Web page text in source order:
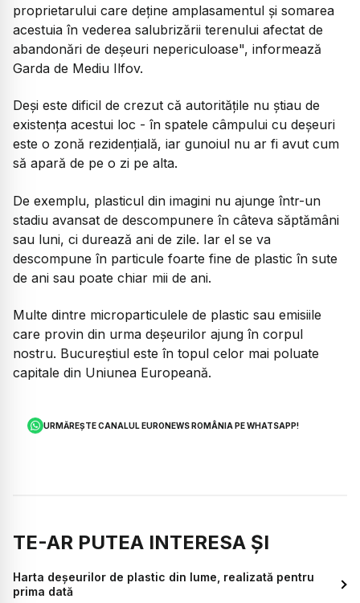
proprietarului care deține amplasamentul și somarea
acestuia în vederea salubrizării terenului afectat de
abandonări de deșeuri nepericuloase", informează
Garda de Mediu Ilfov.
Deși este dificil de crezut că autoritățile nu știau de
existența acestui loc - în spatele câmpului cu deșeuri
este o zonă rezidențială, iar gunoiul nu ar fi avut cum
să apară de pe o zi pe alta.
De exemplu, plasticul din imagini nu ajunge într-un
stadiu avansat de descompunere în câteva săptămâni
sau luni, ci durează ani de zile. Iar el se va
descompune în particule foarte fine de plastic în sute
de ani sau poate chiar mii de ani.
Multe dintre microparticulele de plastic sau emisiile
care provin din urma deșeurilor ajung în corpul
nostru. Bucureștiul este în topul celor mai poluate
capitale din Uniunea Europeană.
URMĂREȘTE CANALUL EURONEWS ROMÂNIA PE WHATSAPP!
TE-AR PUTEA INTERESA ȘI
Harta deșeurilor de plastic din lume, realizată pentru
prima dată